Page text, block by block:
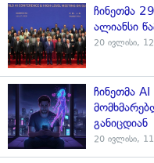
ჩინეთმა
ალიანსი
20 ივლისი,
ჩინეთმა
განიცდიან
20 ივლისი,